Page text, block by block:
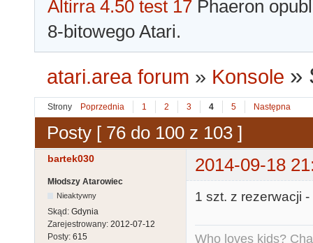
Altirra 4.50 test 17 Phaeron
8-bitowego Atari.
atari.area forum » Konsole »
Strony Poprzednia 1 2 3 4 5 Następna
Posty [ 76 do 100 z 103 ]
bartek030 2014-09-18
Młodszy Atarowiec
Nieaktywny
Skąd: Gdynia
Zarejestrowany: 2012-07-12
Posty: 615
1 szt. z rezerwacji
Who loves kids?